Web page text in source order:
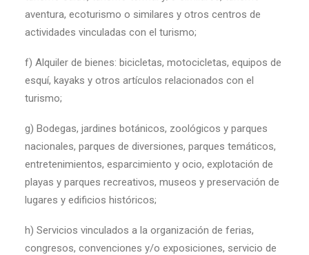
aventura, ecoturismo o similares y otros centros de
actividades vinculadas con el turismo;
f) Alquiler de bienes: bicicletas, motocicletas, equipos de
esquí, kayaks y otros artículos relacionados con el
turismo;
g) Bodegas, jardines botánicos, zoológicos y parques
nacionales, parques de diversiones, parques temáticos,
entretenimientos, esparcimiento y ocio, explotación de
playas y parques recreativos, museos y preservación de
lugares y edificios históricos;
h) Servicios vinculados a la organización de ferias,
congresos, convenciones y/o exposiciones, servicio de